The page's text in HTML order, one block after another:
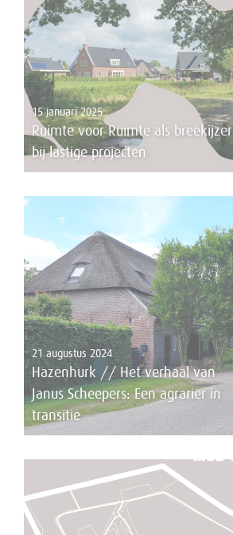
15 januari 2025
Ruimte voor Ruimte als breekijzer
bij lastige projecten
21 augustus 2024
Hazenhurk // Het verhaal van
Janus Scheepers: Een agrariër in
transitie